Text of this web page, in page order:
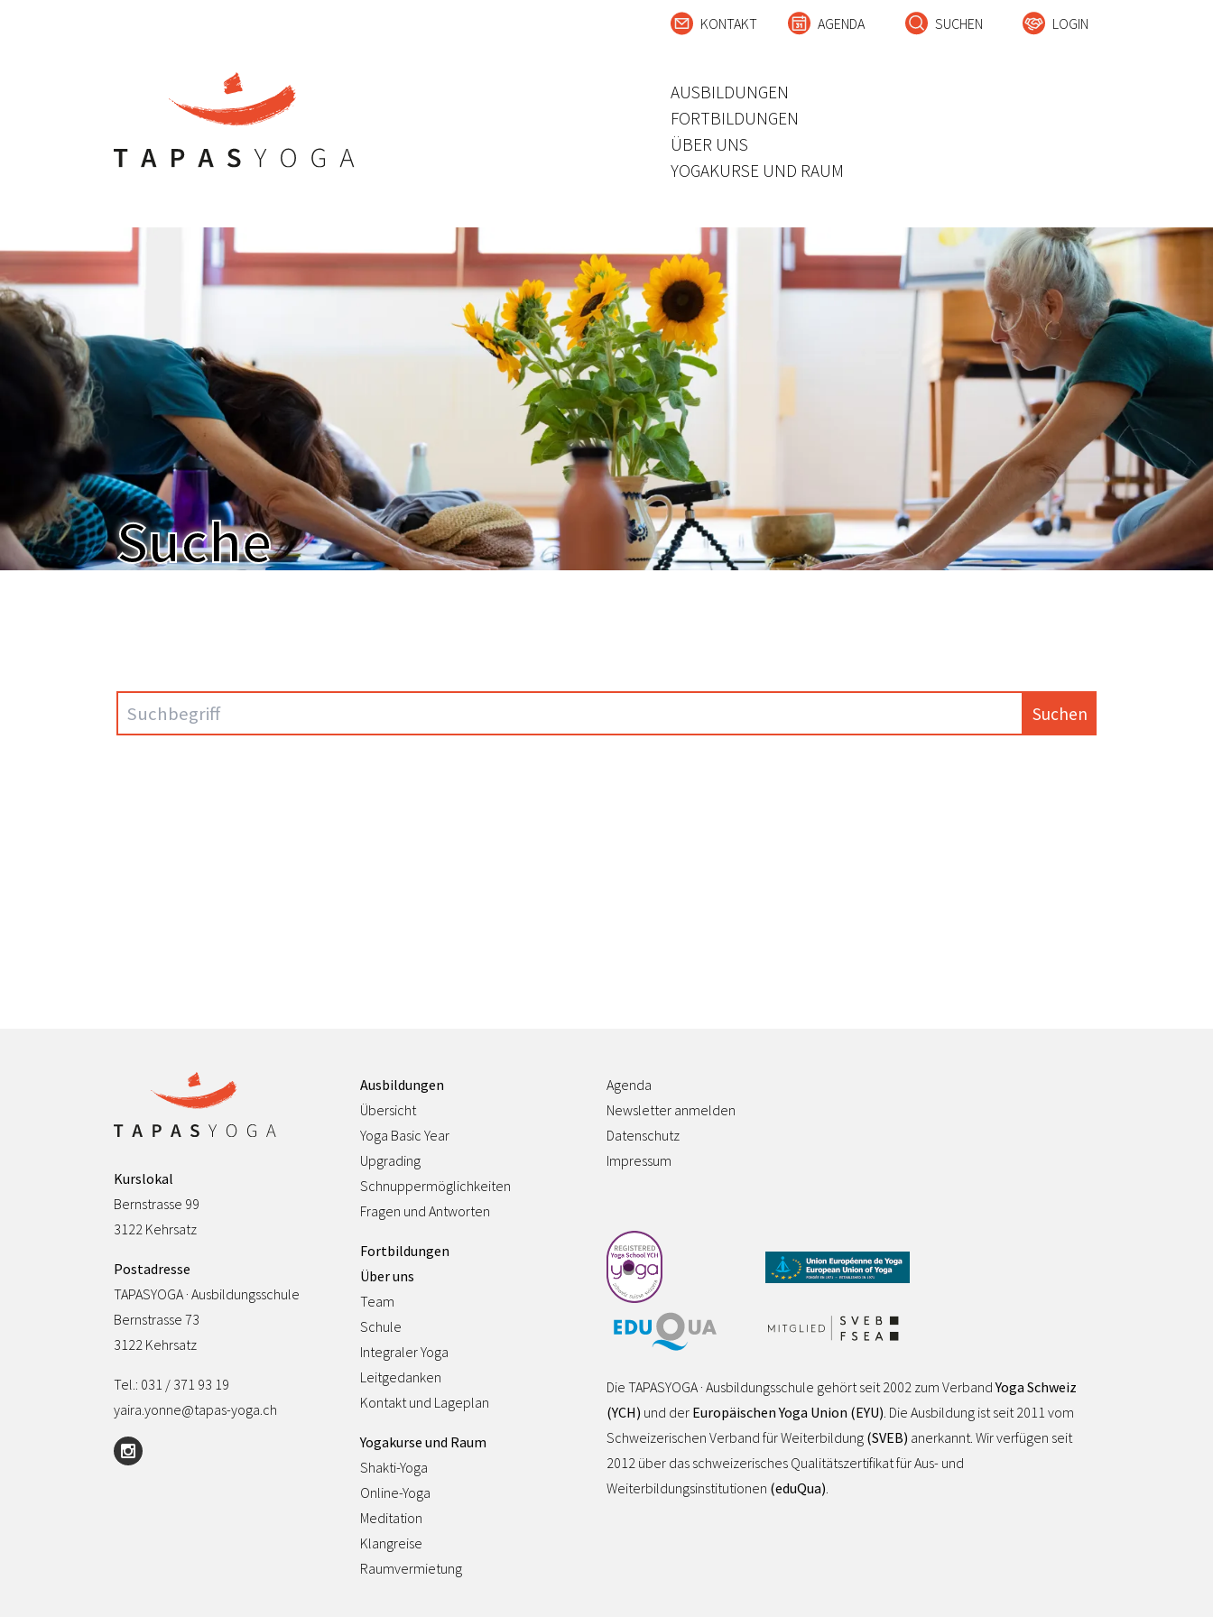
KONTAKT AGENDA SUCHEN LOGIN
AUSBILDUNGEN
FORTBILDUNGEN
ÜBER UNS
YOGAKURSE UND RAUM
Suche
Kurslokal
Bernstrasse 99
3122 Kehrsatz
Postadresse
TAPASYOGA · Ausbildungsschule
Bernstrasse 73
3122 Kehrsatz
Tel.: 031 / 371 93 19
yaira.yonne@tapas-yoga.ch
Ausbildungen
Übersicht
Yoga Basic Year
Upgrading
Schnuppermöglichkeiten
Fragen und Antworten
Fortbildungen
Über uns
Team
Schule
Integraler Yoga
Leitgedanken
Kontakt und Lageplan
Yogakurse und Raum
Shakti-Yoga
Online-Yoga
Meditation
Klangreise
Raumvermietung
Agenda
Newsletter anmelden
Datenschutz
Impressum
Die TAPASYOGA · Ausbildungsschule gehört seit 2002 zum VerbandYoga Schweiz
(YCH) und der Europäischen Yoga Union (EYU) . Die Ausbildung ist seit 2011 vom
Schweizerischen Verband für Weiterbildung (SVEB) anerkannt. Wir verfügen seit
2012 über das schweizerisches Qualitätszertifikat für Aus- und
Weiterbildungsinstitutionen (eduQua)